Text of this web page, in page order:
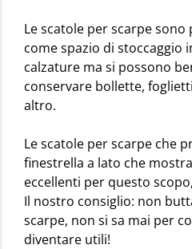
Le scatole per scarpe
come spazio di stoccaggio
calzature ma si possono
conservare bollette,
altro.
Le scatole per scarpe che
finestrella a lato che
eccellenti per questo
Il nostro consiglio: non
scarpe, non si sa mai per
diventare utili!